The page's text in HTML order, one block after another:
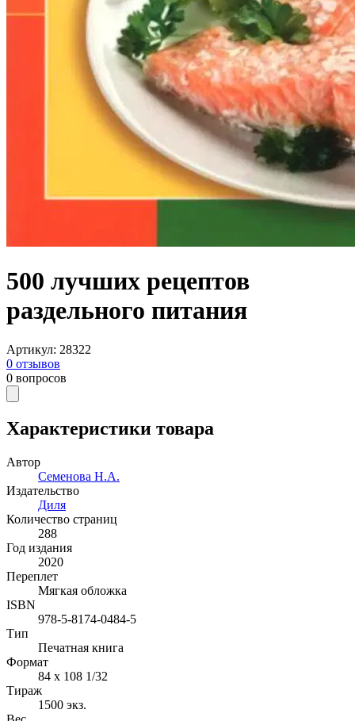
500 лучших рецептов
раздельного питания
Артикул: 28322
0 отзывов
0 вопросов
Характеристики товара
Автор
Семенова Н.А.
Издательство
Диля
Количество страниц
288
Год издания
2020
Переплет
Мягкая обложка
ISBN
978-5-8174-0484-5
Тип
Печатная книга
Формат
84 x 108 1/32
Тираж
1500 экз.